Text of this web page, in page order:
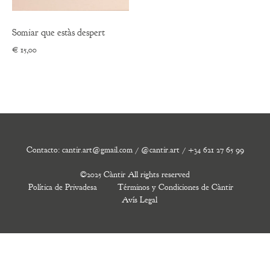
Somiar que estàs despert
€ 15,00
©2025 Càntir All rights reserved
Política de Privadesa
Términos y Condiciones de Càntir
Avís Legal
Contacto: cantir.art@gmail.com / @cantir.art / +34 621 27 65 99